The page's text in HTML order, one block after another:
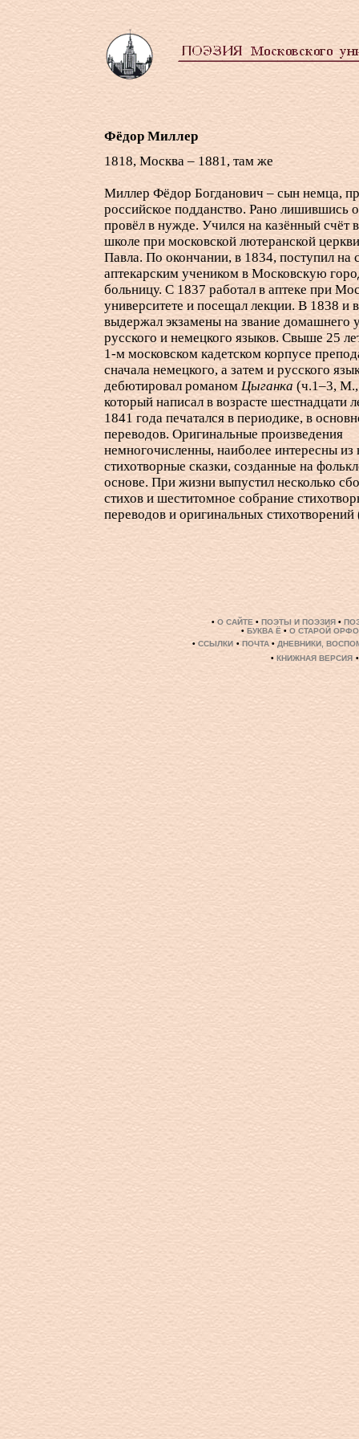
Фёдор Миллер
1818, Москва – 1881, там же
Миллер Фёдор Богданович – сын немца,
российское подданство. Рано лишившись
провёл в нужде. Учился на казённый счёт
школе при московской лютеранской
Павла. По окончании, в 1834, поступил на
аптекарским учеником в Московскую
больницу. С 1837 работал в аптеке при
университете и посещал лекции. В 1838 и
выдержал экзамены на звание домашнего
русского и немецкого языков. Свыше 25
1-м московском кадетском корпусе
сначала немецкого, а затем и русского
дебютировал романом Цыганка (ч.1–3,
который написал в возрасте шестнадцати
1841 года печатался в периодике, в
переводов. Оригинальные произведения
немногочисленны, наиболее интересны из
стихотворные сказки, созданные на
основе. При жизни выпустил несколько
стихов и шеститомное собрание
переводов и оригинальных